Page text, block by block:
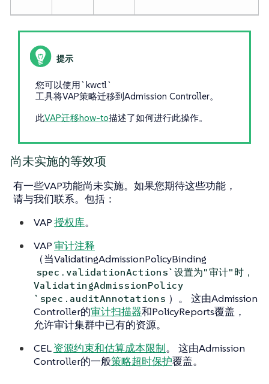
您可以使用`kwctl`
工具将VAP策略迁移到Admission Controller。
此VAP迁移how-to描述了如何进行此操作。
尚未实施的等效项
有一些VAP功能尚未实施。如果您期待这些功能，
请与我们联系。包括：
VAP授权库。
VAP审计注释
（当ValidatingAdmissionPolicyBinding
spec.validationActions`设置为"审计"时，
ValidatingAdmissionPolicy
`spec.auditAnnotations ）。 这由Admission
Controller的审计扫描器和PolicyReports覆盖，
允许审计集群中已有的资源。
CEL资源约束和估算成本限制。 这由Admission
Controller的一般策略超时保护覆盖。